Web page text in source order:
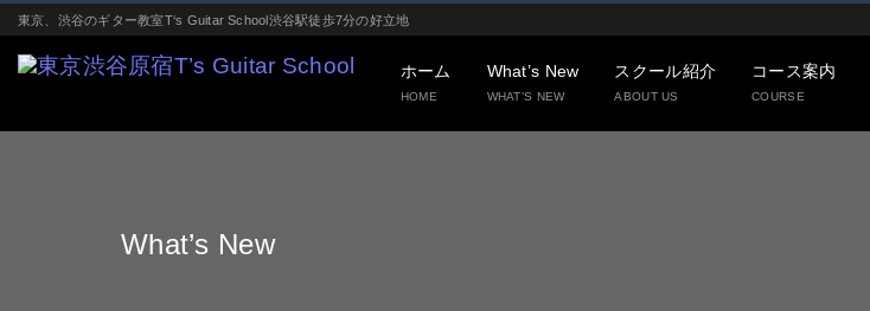
東京、渋谷のギター教室T‘s Guitar School渋谷駅徒歩7分の好立地
ホーム
HOME
What’s New
WHAT’S NEW
スクール紹介
ABOUT US
コース案内
COURSE
What’s New